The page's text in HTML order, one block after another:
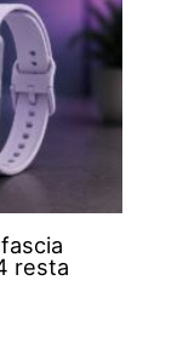
resta